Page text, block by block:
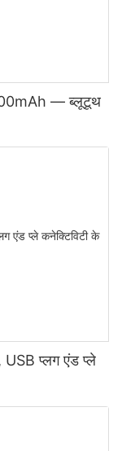
— ब्लूटूथ
प्लग एंड प्ले